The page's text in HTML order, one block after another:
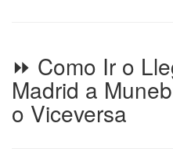
⏩ Como Ir o
Madrid a
o Viceversa